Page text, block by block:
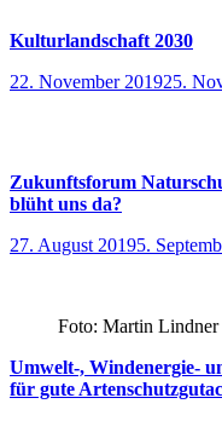
Kulturlandschaft 2030
22. November 201925.
Zukunftsforum
blüht uns da?
27. August 20195.
Foto: Martin Lindner
Umwelt-, Windenergie-
für gute